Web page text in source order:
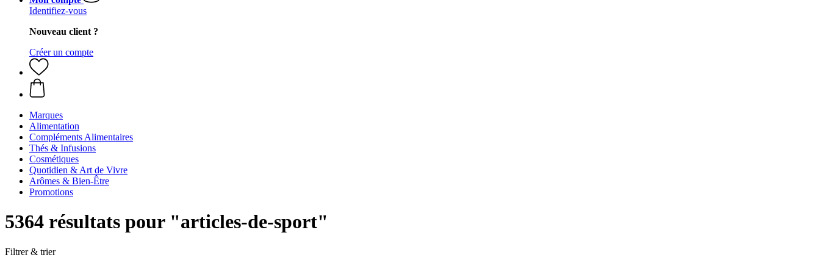
Identifiez-vous
Nouveau client ?
Créer un compte
Marques
Alimentation
Compléments Alimentaires
Thés & Infusions
Cosmétiques
Quotidien & Art de Vivre
Arômes & Bien-Être
Promotions
5364 résultats pour "articles-de-sport"
Filtrer & trier